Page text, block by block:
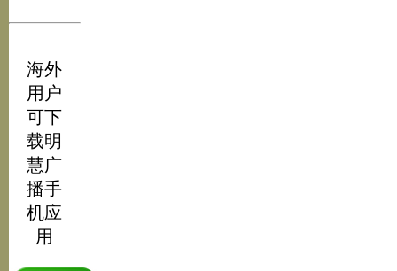
海外
用户
可下
载明
慧广
播手
机应
用